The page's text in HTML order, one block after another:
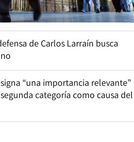
de Carlos Larraín busca
“una importancia relevante”
categoría como causa del